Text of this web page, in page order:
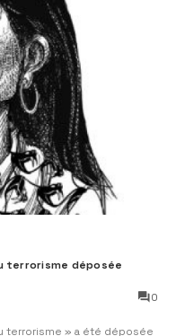
terrorisme déposée
0
terrorisme » a été déposée